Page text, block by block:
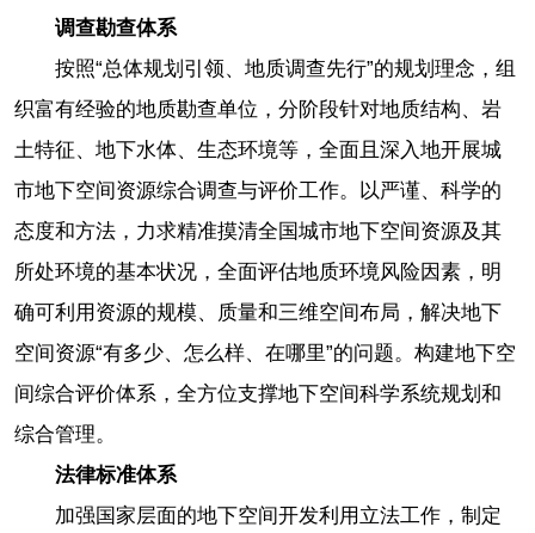
调查勘查体系
按照“总体规划引领、地质调查先行”的规划理念，组
织富有经验的地质勘查单位，分阶段针对地质结构、岩
土特征、地下水体、生态环境等，全面且深入地开展城
市地下空间资源综合调查与评价工作。以严谨、科学的
态度和方法，力求精准摸清全国城市地下空间资源及其
所处环境的基本状况，全面评估地质环境风险因素，明
确可利用资源的规模、质量和三维空间布局，解决地下
空间资源“有多少、怎么样、在哪里”的问题。构建地下空
间综合评价体系，全方位支撑地下空间科学系统规划和
综合管理。
法律标准体系
加强国家层面的地下空间开发利用立法工作，制定